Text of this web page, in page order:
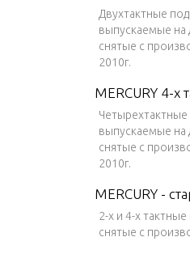
Двухтактные
выпускаемые
снятые с
2010г.
MERCURY 4-х
выпускаемые
снятые с
2010г.
MERCURY -
2-х и 4-х
снятые с